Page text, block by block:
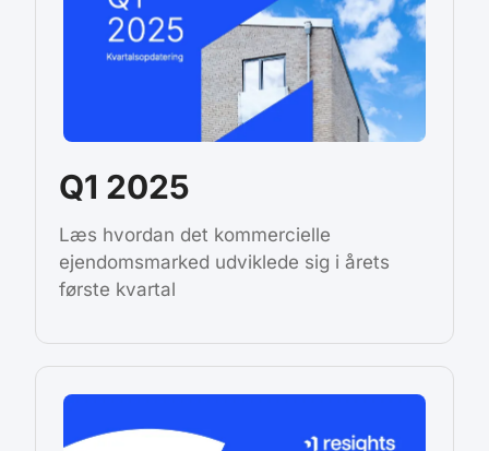
Q1 2025
Læs hvordan det kommercielle
ejendomsmarked udviklede sig i årets
første kvartal